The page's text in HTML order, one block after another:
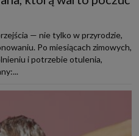
— nie tylko w przyrodzie,
Po miesiącach zimowych,
i potrzebie otulenia,